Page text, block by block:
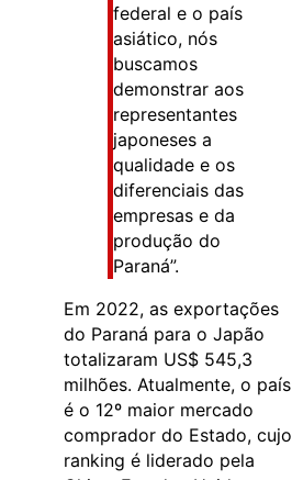
federal e o país
asiático, nós
buscamos
demonstrar aos
representantes
japoneses a
qualidade e os
diferenciais das
empresas e da
produção do
Paraná”.
Em 2022, as exportações
do Paraná para o Japão
totalizaram US$ 545,3
milhões. Atualmente, o país
é o 12º maior mercado
comprador do Estado, cujo
ranking é liderado pela